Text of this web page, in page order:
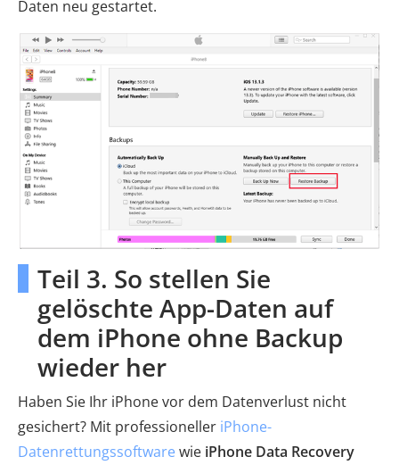
Daten neu gestartet.
Teil 3. So stellen Sie
gelöschte App-Daten auf
dem iPhone ohne Backup
wieder her
Haben Sie Ihr iPhone vor dem Datenverlust nicht
gesichert? Mit professioneller iPhone-
Datenrettungssoftware wie iPhone Data Recovery